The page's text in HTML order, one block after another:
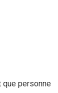
que personne